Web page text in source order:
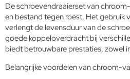
De schroevendraaierset van
en bestand tegen roest. Het gebruik
verlengt de levensduur van de
goede koppeloverdracht bij
biedt betrouwbare prestaties, zowel
Belangrijke voordelen van chroom-